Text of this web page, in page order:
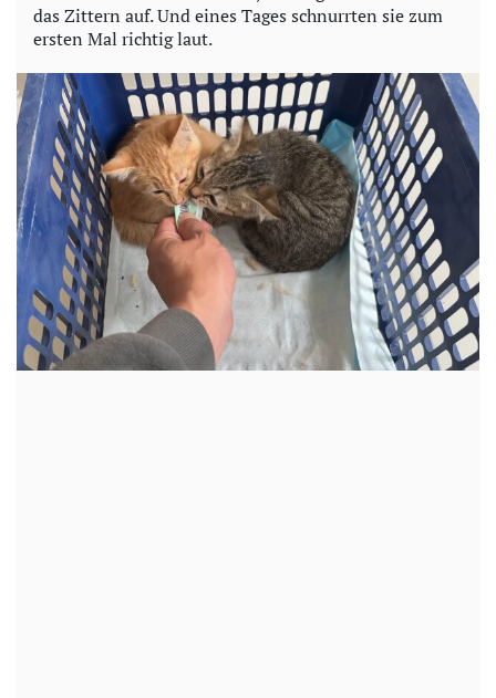
das Zittern auf. Und eines Tages schnurrten sie zum
ersten Mal richtig laut.